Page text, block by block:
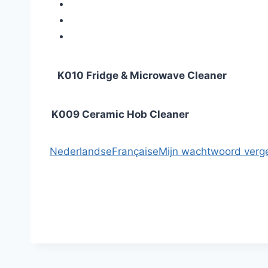
K010 Fridge & Microwave Cleaner
K009 Ceramic Hob Cleaner
NederlandseFrançaiseMijn wachtwoord